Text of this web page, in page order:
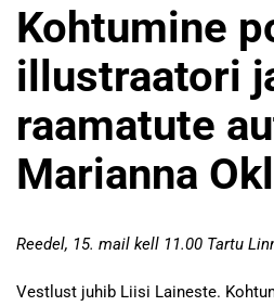
Kohtumine
illustraatori
raamatute
Marianna
Reedel, 15. mail kell 11.00 Tartu
Vestlust juhib Liisi Laineste.